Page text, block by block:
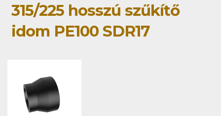
315/225 hosszú szűkítő
idom PE100 SDR17